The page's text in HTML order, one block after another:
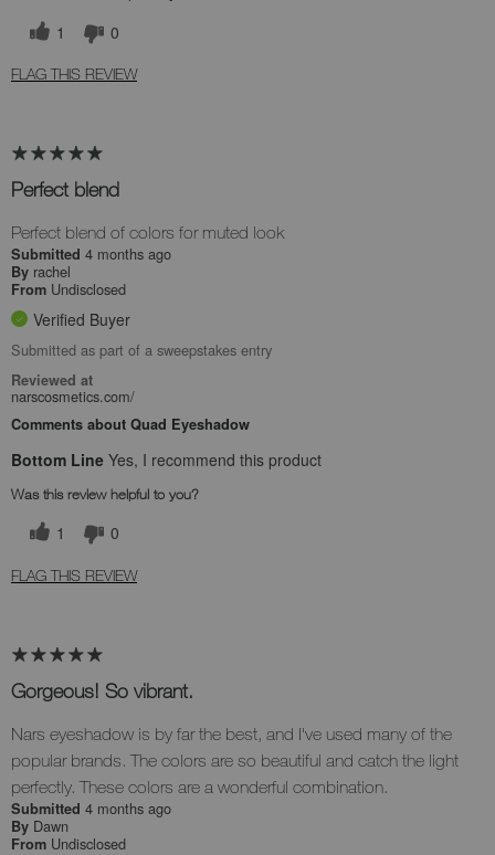
1 0
FLAG THIS REVIEW
Perfect blend
Perfect blend of colors for muted look
Submitted 4 months ago
By rachel
From Undisclosed
Verified Buyer
Submitted as part of a sweepstakes entry
Reviewed at
narscosmetics.com/
Comments about Quad Eyeshadow
Bottom Line Yes, I recommend this product
Was this review helpful to you?
1 0
FLAG THIS REVIEW
Gorgeous! So vibrant.
Nars eyeshadow is by far the best, and I've used many of the
popular brands. The colors are so beautiful and catch the light
perfectly. These colors are a wonderful combination.
Submitted 4 months ago
By Dawn
From Undisclosed